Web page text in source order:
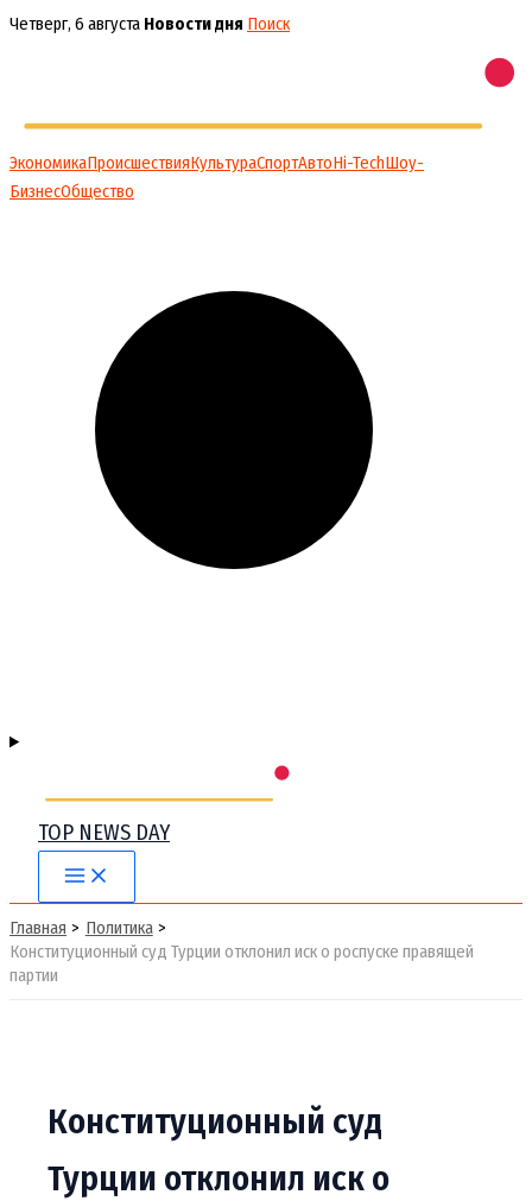
Перейти
Четверг, 6 августа Новости дня Поиск
ЭкономикаПроисшествияКультураСпортАвтоHi-TechШоу-
БизнесОбщество
TOP NEWS DAY
Main
Menu
Главная
Политика
Конституционный суд Турции отклонил иск о роспуске правящей
партии
Конституционный суд
Турции отклонил иск о